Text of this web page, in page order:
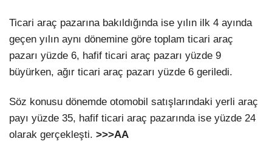
Ticari araç pazarına bakıldığında ise yılın ilk 4 ayında
geçen yılın aynı dönemine göre toplam ticari araç
pazarı yüzde 6, hafif ticari araç pazarı yüzde 9
büyürken, ağır ticari araç pazarı yüzde 6 geriledi.
Söz konusu dönemde otomobil satışlarındaki yerli araç
payı yüzde 35, hafif ticari araç pazarında ise yüzde 24
olarak gerçekleşti. >>>AA